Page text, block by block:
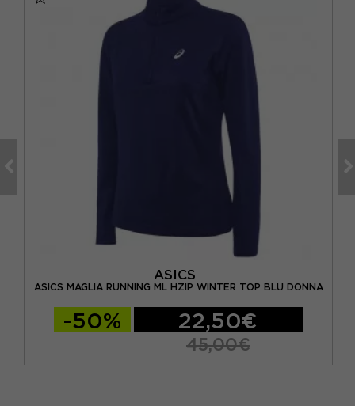
ASICS
ASICS MAGLIA RUNNING ML HZIP WINTER TOP BLU DONNA
-50% 22,50€
45,00€